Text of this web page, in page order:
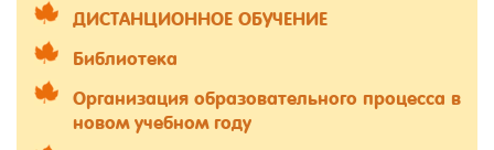
ДИСТАНЦИОННОЕ ОБУЧЕНИЕ
Библиотека
Организация образовательного процесса в
новом учебном году